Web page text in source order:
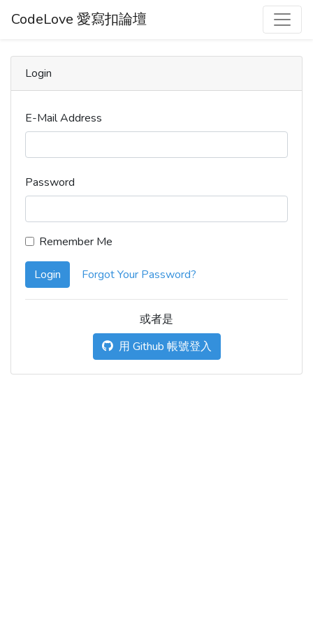
CodeLove 愛寫扣論壇
Login
E-Mail Address
Password
Remember Me
Login Forgot Your Password?
或者是
用 Github 帳號登入